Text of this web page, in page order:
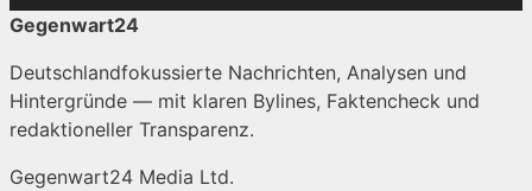
Gegenwart24
Deutschlandfokussierte Nachrichten, Analysen und
Hintergründe — mit klaren Bylines, Faktencheck und
redaktioneller Transparenz.
Gegenwart24 Media Ltd.